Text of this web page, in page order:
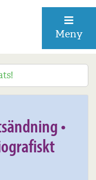
Meny
•